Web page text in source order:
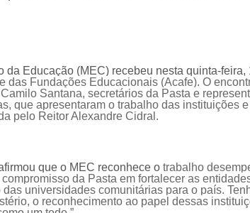
da Educação (MEC) recebeu nesta quinta-
das Fundações Educacionais (Acafe). O
Santana, secretários da Pasta e
que apresentaram o trabalho das instituições
pelo Reitor Alexandre Cidral.
que o MEC reconhece otrabalho
da Pasta em fortaleceras
das universidades comunitárias para o país.
o reconhecimento ao papel dessas